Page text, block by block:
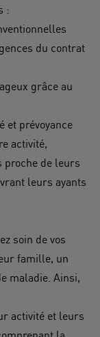
:
du contrat
grâce au
et prévoyance
activité,
proche de leurs
leurs ayants
soin de vos
famille, un
maladie. Ainsi,
activité et leurs